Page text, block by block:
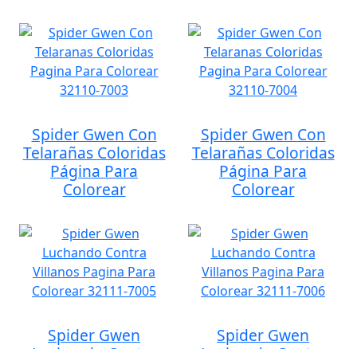
Spider Gwen Con
Telarañas Coloridas
Página Para
Colorear
Spider Gwen Con
Telarañas Coloridas
Página Para
Colorear
Spider Gwen
Spider Gwen